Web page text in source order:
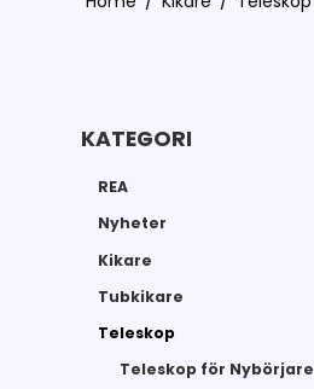
KATEGORI
REA
Nyheter
Kikare
Tubkikare
Teleskop
Teleskop för Nybörjare